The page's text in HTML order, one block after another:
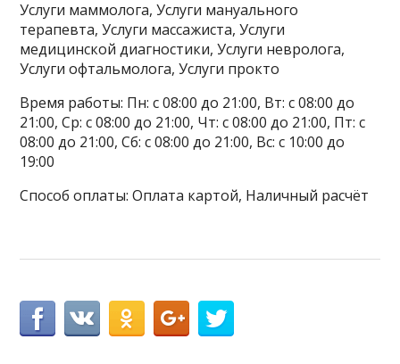
Услуги маммолога, Услуги мануального
терапевта, Услуги массажиста, Услуги
медицинской диагностики, Услуги невролога,
Услуги офтальмолога, Услуги прокто
Время работы: Пн: с 08:00 до 21:00, Вт: с 08:00 до
21:00, Ср: с 08:00 до 21:00, Чт: с 08:00 до 21:00, Пт: с
08:00 до 21:00, Сб: с 08:00 до 21:00, Вс: с 10:00 до
19:00
Способ оплаты: Оплата картой, Наличный расчёт